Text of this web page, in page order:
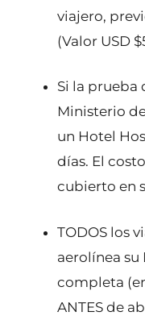
viajero,
(Valor USD
Si la prueba
Ministerio
un Hotel
días. El
cubierto en
TODOS los
aerolínea su
completa
ANTES de